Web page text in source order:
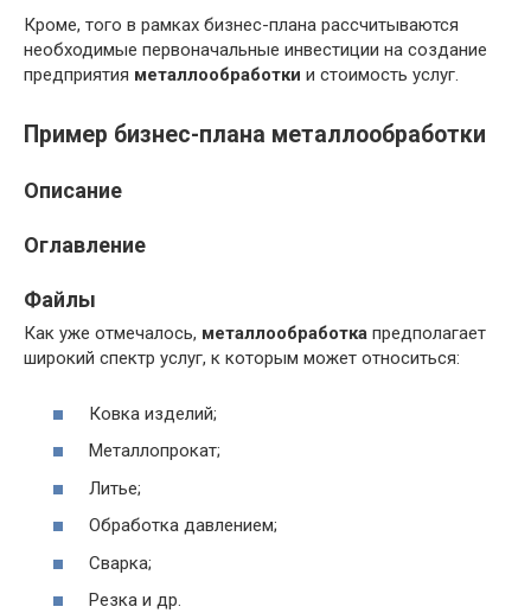
Кроме, того в рамках бизнес-плана рассчитываются
необходимые первоначальные инвестиции на создание
предприятия металлообработки и стоимость услуг.
Пример бизнес-плана металлообработки
Описание
Оглавление
Файлы
Как уже отмечалось, металлообработка предполагает
широкий спектр услуг, к которым может относиться:
Ковка изделий;
Металлопрокат;
Литье;
Обработка давлением;
Сварка;
Резка и др.